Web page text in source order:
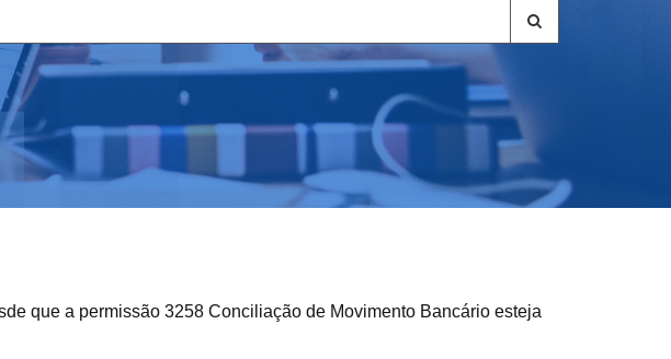
que a permissão 3258 Conciliação de Movimento Bancário esteja